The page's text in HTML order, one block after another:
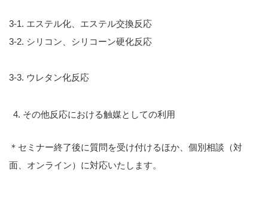
3-1. エステル化、エステル交換反応
3-2. シリコン、シリコーン硬化反応
3-3. ウレタン化反応
その他反応における触媒としての利用
＊セミナー終了後に質問を受け付けるほか、個別相談（対
面、オンライン）に対応いたします。